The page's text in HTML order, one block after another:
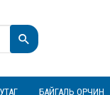
БАЙГАЛЬ ОРЧИН